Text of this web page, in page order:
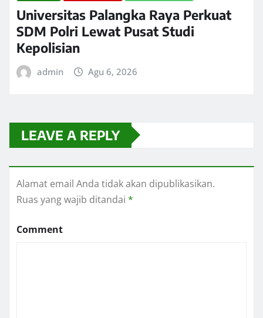
Universitas Palangka Raya Perkuat
SDM Polri Lewat Pusat Studi
Kepolisian
admin Agu 6, 2026
LEAVE A REPLY
Alamat email Anda tidak akan dipublikasikan.
Ruas yang wajib ditandai *
Comment